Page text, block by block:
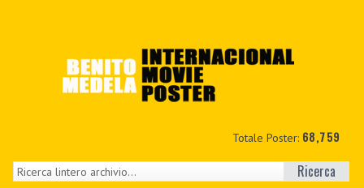
Totale Poster: 68,759
Ricerca